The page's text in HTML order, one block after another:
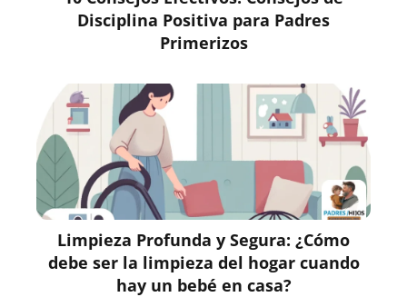
Disciplina Positiva para Padres
Primerizos
Limpieza Profunda y Segura: ¿Cómo
debe ser la limpieza del hogar cuando
hay un bebé en casa?